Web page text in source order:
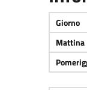
Giorno
Mattina